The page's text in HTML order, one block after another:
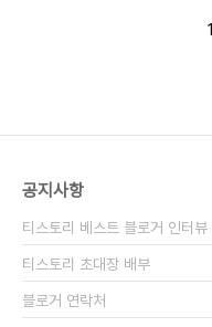
1
공지사항
티스토리 베스트 블로거 인터뷰
티스토리 초대장 배부
블로거 연락처